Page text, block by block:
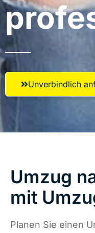
Unverbindlich
Umzug
mit
Planen Sie einen